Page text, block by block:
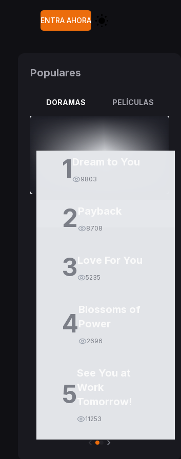
ENTRA AHORA
Populares
DORAMAS PELÍCULAS
1 9803
2 8708
3Love For You
5235
4Blossoms of
Power
2696
5
See You at
Work
Tomorrow!
11253